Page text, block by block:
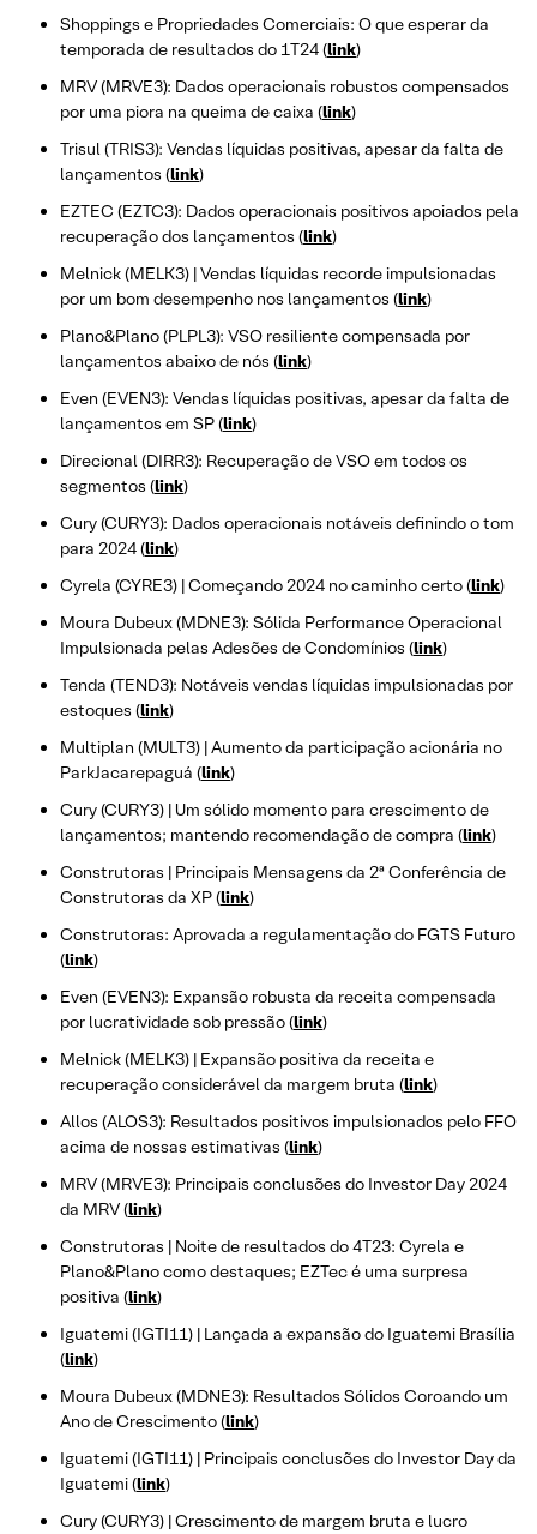
Shoppings e Propriedades Comerciais: O que esperar da
temporada de resultados do 1T24 (link)
MRV (MRVE3): Dados operacionais robustos compensados
por uma piora na queima de caixa (link)
Trisul (TRIS3): Vendas líquidas positivas, apesar da falta de
lançamentos (link)
EZTEC (EZTC3): Dados operacionais positivos apoiados pela
recuperação dos lançamentos (link)
Melnick (MELK3) | Vendas líquidas recorde impulsionadas
por um bom desempenho nos lançamentos (link)
Plano&Plano (PLPL3): VSO resiliente compensada por
lançamentos abaixo de nós (link)
Even (EVEN3): Vendas líquidas positivas, apesar da falta de
lançamentos em SP (link)
Direcional (DIRR3): Recuperação de VSO em todos os
segmentos (link)
Cury (CURY3): Dados operacionais notáveis definindo o tom
para 2024 (link)
Cyrela (CYRE3) | Começando 2024 no caminho certo (link)
Moura Dubeux (MDNE3): Sólida Performance Operacional
Impulsionada pelas Adesões de Condomínios (link)
Tenda (TEND3): Notáveis vendas líquidas impulsionadas por
estoques (link)
Multiplan (MULT3) | Aumento da participação acionária no
ParkJacarepaguá (link)
Cury (CURY3) | Um sólido momento para crescimento de
lançamentos; mantendo recomendação de compra (link)
Construtoras | Principais Mensagens da 2ª Conferência de
Construtoras da XP (link)
Construtoras: Aprovada a regulamentação do FGTS Futuro
(link)
Even (EVEN3): Expansão robusta da receita compensada
por lucratividade sob pressão (link)
Melnick (MELK3) | Expansão positiva da receita e
recuperação considerável da margem bruta (link)
Allos (ALOS3): Resultados positivos impulsionados pelo FFO
acima de nossas estimativas (link)
MRV (MRVE3): Principais conclusões do Investor Day 2024
da MRV (link)
Construtoras | Noite de resultados do 4T23: Cyrela e
Plano&Plano como destaques; EZTec é uma surpresa
positiva (link)
Iguatemi (IGTI11) | Lançada a expansão do Iguatemi Brasília
(link)
Moura Dubeux (MDNE3): Resultados Sólidos Coroando um
Ano de Crescimento (link)
Iguatemi (IGTI11) | Principais conclusões do Investor Day da
Iguatemi (link)
Cury (CURY3) | Crescimento de margem bruta e lucro